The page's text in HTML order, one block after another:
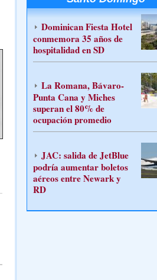
Dominican Fiesta Hotel
conmemora 35 años de
hospitalidad en SD
La Romana, Bávaro-
Punta Cana y Miches
superan el 80% de
ocupación promedio
JAC: salida de JetBlue
podría aumentar boletos
aéreos entre Newark y
RD